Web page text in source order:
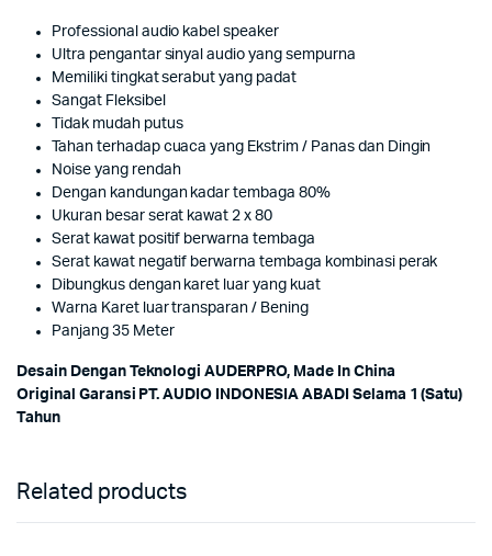
Professional audio kabel speaker
Ultra pengantar sinyal audio yang sempurna
Memiliki tingkat serabut yang padat
Sangat Fleksibel
Tidak mudah putus
Tahan terhadap cuaca yang Ekstrim / Panas dan Dingin
Noise yang rendah
Dengan kandungan kadar tembaga 80%
Ukuran besar serat kawat 2 x 80
Serat kawat positif berwarna tembaga
Serat kawat negatif berwarna tembaga kombinasi perak
Dibungkus dengan karet luar yang kuat
Warna Karet luar transparan / Bening
Panjang 35 Meter
Desain Dengan Teknologi AUDERPRO, Made In China
Original Garansi PT. AUDIO INDONESIA ABADI Selama 1 (Satu)
Tahun
Related products